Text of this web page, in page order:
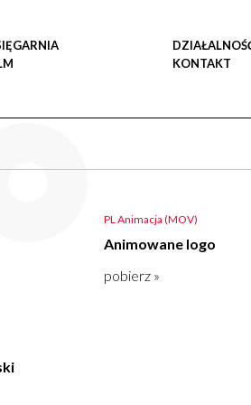
KONTAKT
PL Animacja (MOV)
Animowane logo
pobierz »